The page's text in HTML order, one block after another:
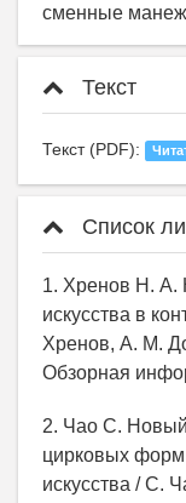
сменные
Текст
Текст (PDF):
Список
1. Хренов Н. А.
искусства в
Хренов, А. М.
Обзорная
2. Чао С. Новый
цирковых форм
искусства / С.